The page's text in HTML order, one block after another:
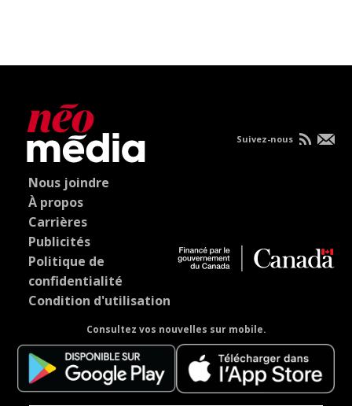
Nous joindre
À propos
Carrières
Publicités
Politique de
confidentialité
Condition d'utilisation
Consultez vos nouvelles sur mobile.
Suivez-nous